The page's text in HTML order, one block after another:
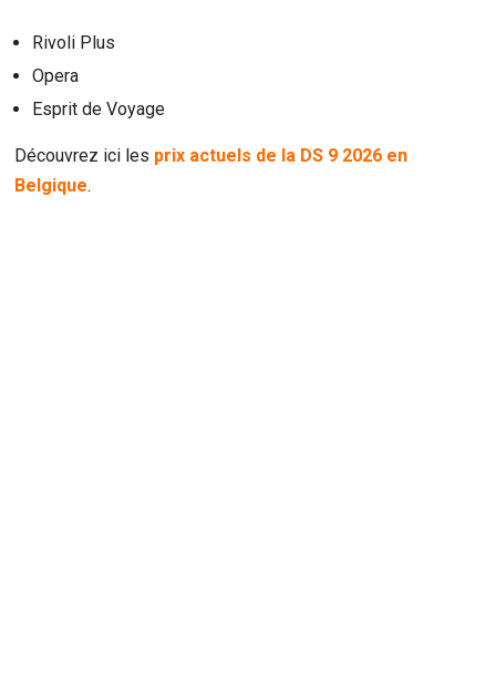
Rivoli Plus
Opera
Esprit de Voyage
Découvrez ici les prix actuels de la DS 9 2026 en
Belgique.